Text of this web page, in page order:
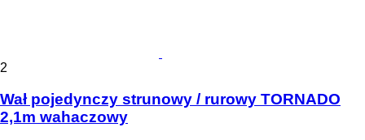
2
Wał pojedynczy strunowy / rurowy TORNADO
2,1m wahaczowy